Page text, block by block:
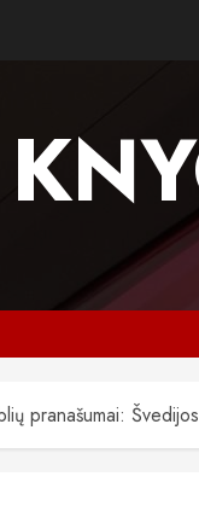
pranašumai: